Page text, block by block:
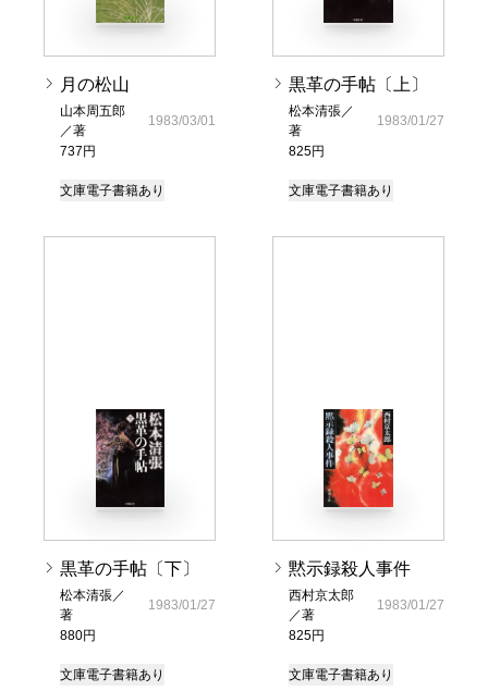
月の松山
山本周五郎
／著
737円
1983/03/01
文庫電子書籍あり
黒革の手帖〔上〕
松本清張／
著
825円
1983/01/27
文庫電子書籍あり
黒革の手帖〔下〕
松本清張／
著
880円
1983/01/27
文庫電子書籍あり
黙示録殺人事件
西村京太郎
／著
825円
1983/01/27
文庫電子書籍あり